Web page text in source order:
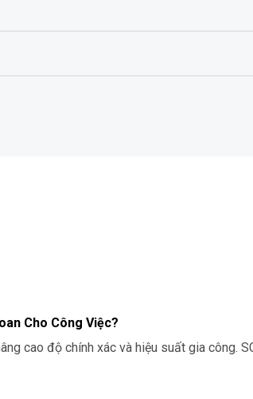
Cho Công Việc?
cao độ chính xác và hiệu suất gia công.